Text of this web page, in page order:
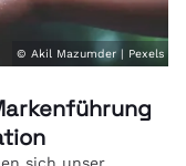
© Akil Mazumder | Pexels